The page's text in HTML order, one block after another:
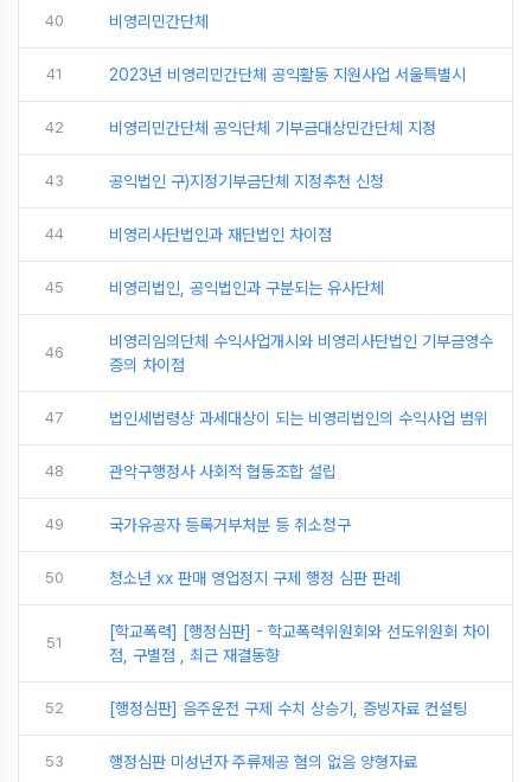
40 비영리민간단체
41 2023년 비영리민간단체 공익활동 지원사업 서울특별시
42 비영리민간단체 공익단체 기부금대상민간단체 지정
43 공익법인 구)지정기부금단체 지정추천 신청
44 비영리사단법인과 재단법인 차이점
45 비영리법인, 공익법인과 구분되는 유사단체
46
비영리임의단체 수익사업개시와 비영리사단법인 기부금영수
증의 차이점
47 법인세법령상 과세대상이 되는 비영리법인의 수익사업 범위
48 관악구행정사 사회적 협동조합 설립
49 국가유공자 등록거부처분 등 취소청구
50 청소년 xx 판매 영업정지 구제 행정 심판 판례
51
[학교폭력] [행정심판] - 학교폭력위원회와 선도위원회 차이
점, 구별점 , 최근 재결동향
52 [행정심판] 음주운전 구제 수치 상승기, 증빙자료 컨설팅
53 행정심판 미성년자 주류제공 혐의 없음 양형자료